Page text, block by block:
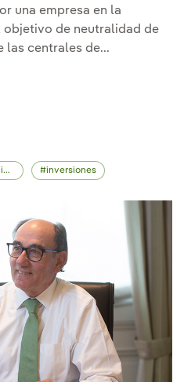
una empresa en la
objetivo de neutralidad de
las centrales de...
el plan de Acción
el plan de Acción
el plan de
inversiones